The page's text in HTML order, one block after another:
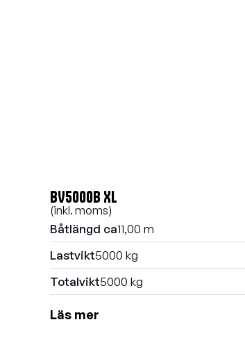
BV5000B XL
(inkl. moms)
Båtlängd ca11,00 m
Lastvikt5000 kg
Totalvikt5000 kg
Läs mer